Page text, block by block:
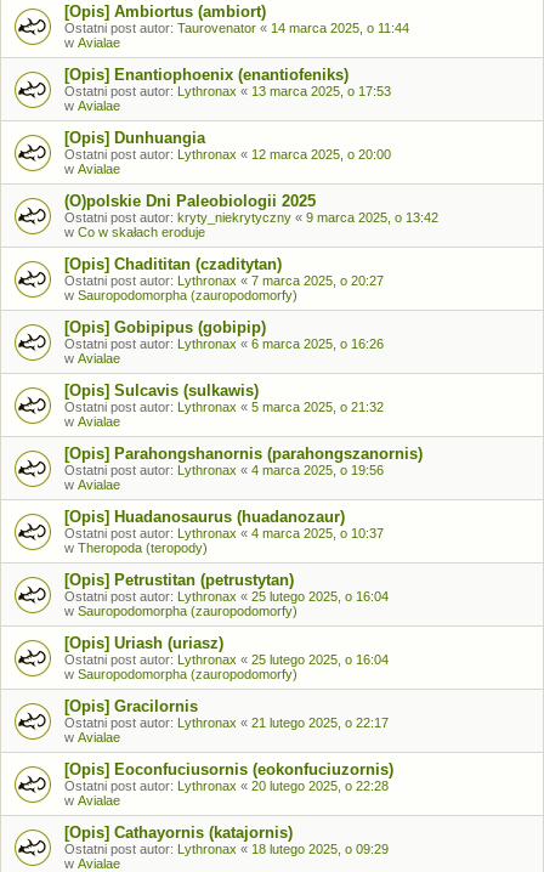
[Opis] Ambiortus (ambiort)
Ostatni post autor: Taurovenator « 14 marca 2025, o 11:44
w Avialae
[Opis] Enantiophoenix (enantiofeniks)
Ostatni post autor: Lythronax « 13 marca 2025, o 17:53
w Avialae
[Opis] Dunhuangia
Ostatni post autor: Lythronax « 12 marca 2025, o 20:00
w Avialae
(O)polskie Dni Paleobiologii 2025
Ostatni post autor: kryty_niekrytyczny « 9 marca 2025, o 13:42
w Co w skałach eroduje
[Opis] Chadititan (czaditytan)
Ostatni post autor: Lythronax « 7 marca 2025, o 20:27
w Sauropodomorpha (zauropodomorfy)
[Opis] Gobipipus (gobipip)
Ostatni post autor: Lythronax « 6 marca 2025, o 16:26
w Avialae
[Opis] Sulcavis (sulkawis)
Ostatni post autor: Lythronax « 5 marca 2025, o 21:32
w Avialae
[Opis] Parahongshanornis (parahongszanornis)
Ostatni post autor: Lythronax « 4 marca 2025, o 19:56
w Avialae
[Opis] Huadanosaurus (huadanozaur)
Ostatni post autor: Lythronax « 4 marca 2025, o 10:37
w Theropoda (teropody)
[Opis] Petrustitan (petrustytan)
Ostatni post autor: Lythronax « 25 lutego 2025, o 16:04
w Sauropodomorpha (zauropodomorfy)
[Opis] Uriash (uriasz)
Ostatni post autor: Lythronax « 25 lutego 2025, o 16:04
w Sauropodomorpha (zauropodomorfy)
[Opis] Gracilornis
Ostatni post autor: Lythronax « 21 lutego 2025, o 22:17
w Avialae
[Opis] Eoconfuciusornis (eokonfuciuzornis)
Ostatni post autor: Lythronax « 20 lutego 2025, o 22:28
w Avialae
[Opis] Cathayornis (katajornis)
Ostatni post autor: Lythronax « 18 lutego 2025, o 09:29
w Avialae